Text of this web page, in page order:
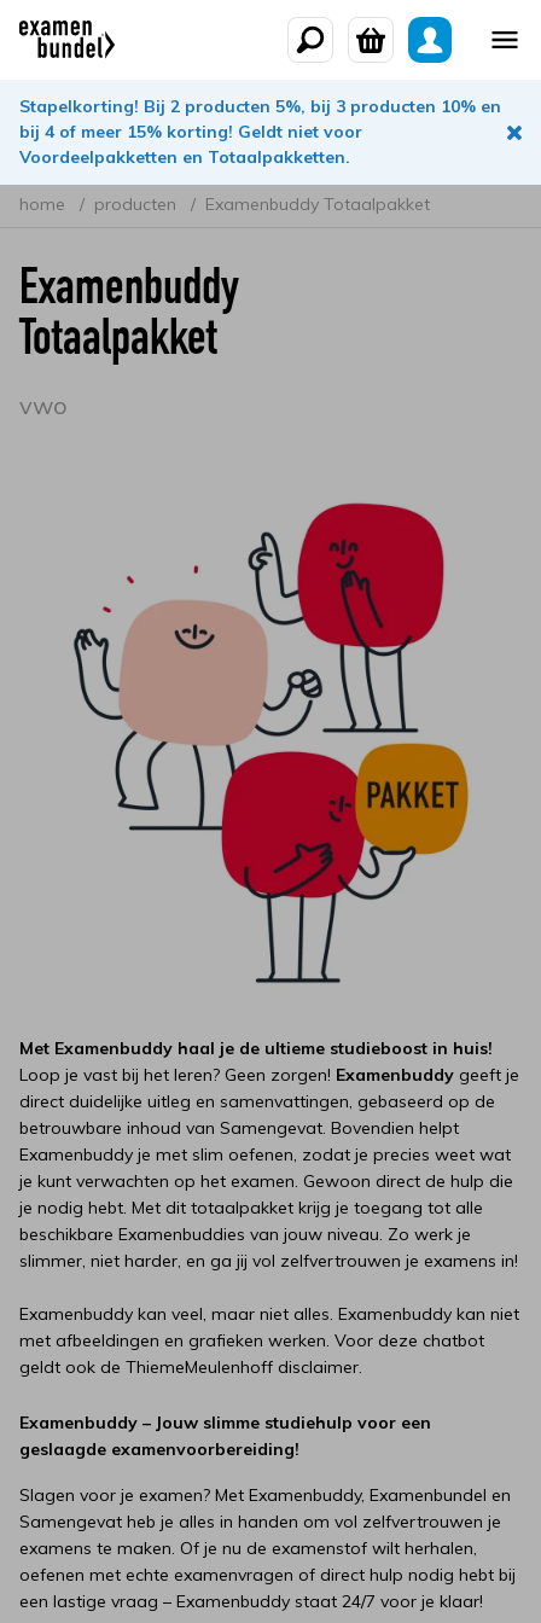
Stapelkorting! Bij 2 producten 5%, bij 3 producten 10% en
bij 4 of meer 15% korting! Geldt niet voor
Voordeelpakketten en Totaalpakketten.
home producten Examenbuddy Totaalpakket
Examenbuddy
Totaalpakket
vwo
Met Examenbuddy haal je de ultieme studieboost in huis!
Loop je vast bij het leren? Geen zorgen! Examenbuddy geeft je
direct duidelijke uitleg en samenvattingen, gebaseerd op de
betrouwbare inhoud van Samengevat. Bovendien helpt
Examenbuddy je met slim oefenen, zodat je precies weet wat
je kunt verwachten op het examen. Gewoon direct de hulp die
je nodig hebt. Met dit totaalpakket krijg je toegang tot alle
beschikbare Examenbuddies van jouw niveau. Zo werk je
slimmer, niet harder, en ga jij vol zelfvertrouwen je examens in!
Examenbuddy kan veel, maar niet alles. Examenbuddy kan niet
met afbeeldingen en grafieken werken. Voor deze chatbot
geldt ook de ThiemeMeulenhoff disclaimer.
Examenbuddy – Jouw slimme studiehulp voor een
geslaagde examenvoorbereiding!
Slagen voor je examen? Met Examenbuddy, Examenbundel en
Samengevat heb je alles in handen om vol zelfvertrouwen je
examens te maken. Of je nu de examenstof wilt herhalen,
oefenen met echte examenvragen of direct hulp nodig hebt bij
een lastige vraag – Examenbuddy staat 24/7 voor je klaar!